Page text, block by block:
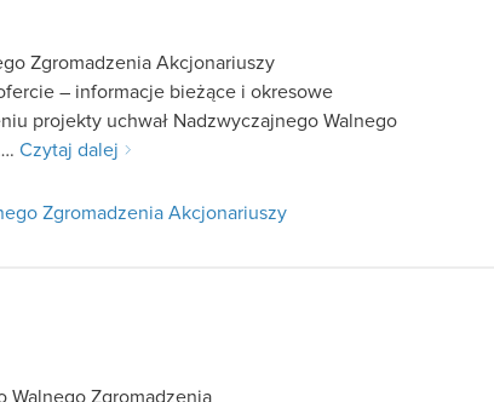
Zgromadzenia Akcjonariuszy
– informacje bieżące i okresowe
projekty uchwał Nadzwyczajnego Walnego
Czytaj dalej
Zgromadzenia Akcjonariuszy
Walnego Zgromadzenia